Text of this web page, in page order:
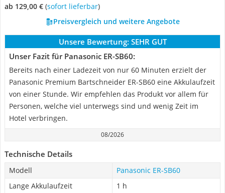
ab 129,00 € ( Sofort lieferbar)
Preisvergleich und weitere Angebote
Unsere Bewertung: SEHR GUT
Unser Fazit für Panasonic ER-SB60:
Bereits nach einer Ladezeit von nur 60 Minuten erzielt der
Panasonic Premium Bartschneider ER-SB60 eine Akkulaufzeit
von einer Stunde. Wir empfehlen das Produkt vor allem für
Personen, welche viel unterwegs sind und wenig Zeit im
Hotel verbringen.
08/2026
Technische Details
Modell
Panasonic ER-SB60
Lange Akkulaufzeit
1 h